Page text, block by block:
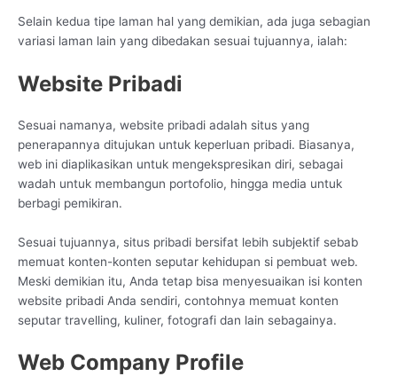
Selain kedua tipe laman hal yang demikian, ada juga sebagian
variasi laman lain yang dibedakan sesuai tujuannya, ialah:
Website Pribadi
Sesuai namanya, website pribadi adalah situs yang
penerapannya ditujukan untuk keperluan pribadi. Biasanya,
web ini diaplikasikan untuk mengekspresikan diri, sebagai
wadah untuk membangun portofolio, hingga media untuk
berbagi pemikiran.
Sesuai tujuannya, situs pribadi bersifat lebih subjektif sebab
memuat konten-konten seputar kehidupan si pembuat web.
Meski demikian itu, Anda tetap bisa menyesuaikan isi konten
website pribadi Anda sendiri, contohnya memuat konten
seputar travelling, kuliner, fotografi dan lain sebagainya.
Web Company Profile